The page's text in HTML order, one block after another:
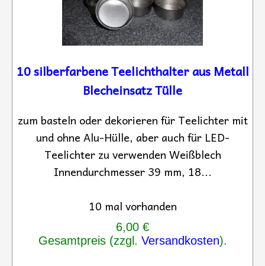
10 silberfarbene Teelichthalter aus Metall
Blecheinsatz Tülle
zum basteln oder dekorieren für Teelichter mit
und ohne Alu-Hülle, aber auch für LED-
Teelichter zu verwenden Weißblech
Innendurchmesser 39 mm, 18...
10 mal vorhanden
6,00 €
Gesamtpreis (zzgl. Versandkosten).